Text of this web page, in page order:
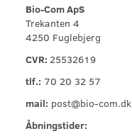
Bio-Com ApS
Trekanten 4
4250 Fuglebjerg
CVR: 25532619
tlf.: 70 20 32 57
mail: post@bio-com.dk
Åbningstider: